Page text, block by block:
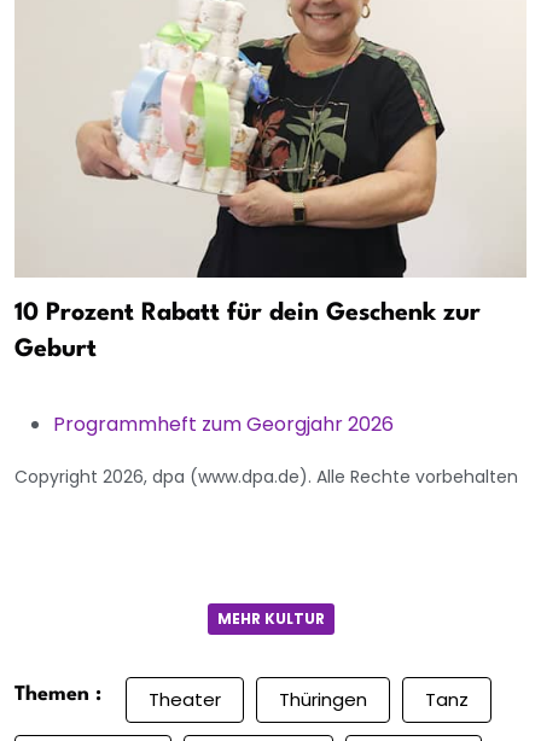
10 Prozent Rabatt für dein Geschenk zur
Geburt
Programmheft zum Georgjahr 2026
Copyright 2026, dpa (www.dpa.de). Alle Rechte vorbehalten
MEHR KULTUR
Themen : Theater Thüringen Tanz